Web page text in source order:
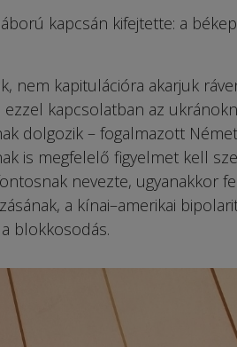
kapcsán kifejtette: a
nem kapitulációra akarjuk
kapcsolatban az
dolgozik – fogalmazott
is megfelelő figyelmet kell
nevezte, ugyanakkor
a kínai–amerikai
blokkosodás.